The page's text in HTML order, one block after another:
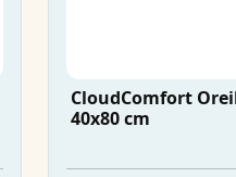
CloudComfort
40x80 cm